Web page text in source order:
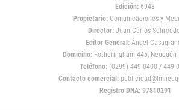
Edición: 6948
Propietario:Comunicaciones y
Director: Juan Carlos
Editor General:Ángel
Domicilio:Fotheringham 445, Neuquén
Teléfono: (0299) 449 0400 / 449
Contacto comercial:
Registro DNA: 97810291